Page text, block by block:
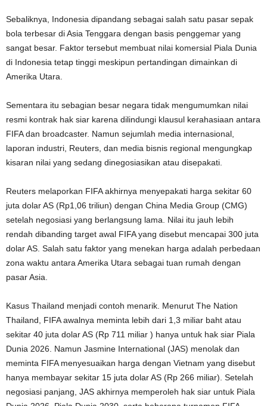
Sebaliknya, Indonesia dipandang sebagai salah satu pasar sepak
bola terbesar di Asia Tenggara dengan basis penggemar yang
sangat besar. Faktor tersebut membuat nilai komersial Piala Dunia
di Indonesia tetap tinggi meskipun pertandingan dimainkan di
Amerika Utara.
Sementara itu sebagian besar negara tidak mengumumkan nilai
resmi kontrak hak siar karena dilindungi klausul kerahasiaan antara
FIFA dan broadcaster. Namun sejumlah media internasional,
laporan industri, Reuters, dan media bisnis regional mengungkap
kisaran nilai yang sedang dinegosiasikan atau disepakati.
Reuters melaporkan FIFA akhirnya menyepakati harga sekitar 60
juta dolar AS (Rp1,06 triliun) dengan China Media Group (CMG)
setelah negosiasi yang berlangsung lama. Nilai itu jauh lebih
rendah dibanding target awal FIFA yang disebut mencapai 300 juta
dolar AS. Salah satu faktor yang menekan harga adalah perbedaan
zona waktu antara Amerika Utara sebagai tuan rumah dengan
pasar Asia.
Kasus Thailand menjadi contoh menarik. Menurut The Nation
Thailand, FIFA awalnya meminta lebih dari 1,3 miliar baht atau
sekitar 40 juta dolar AS (Rp 711 miliar ) hanya untuk hak siar Piala
Dunia 2026. Namun Jasmine International (JAS) menolak dan
meminta FIFA menyesuaikan harga dengan Vietnam yang disebut
hanya membayar sekitar 15 juta dolar AS (Rp 266 miliar). Setelah
negosiasi panjang, JAS akhirnya memperoleh hak siar untuk Piala